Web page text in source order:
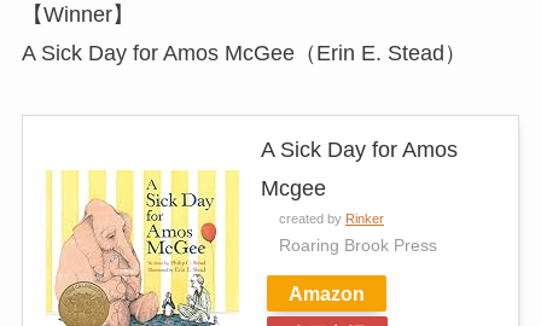
【Winner】
A Sick Day for Amos McGee（Erin E. Stead）
A Sick Day for Amos
Mcgee
created by Rinker
Roaring Brook Press
Amazon